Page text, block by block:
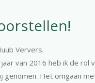
Ververs.
van 2016 heb ik de rol
genomen. Het omgaan